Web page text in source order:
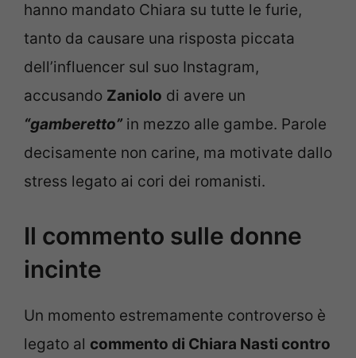
hanno mandato Chiara su tutte le furie,
tanto da causare una risposta piccata
dell’influencer sul suo Instagram,
accusando Zaniolo di avere un
“gamberetto” in mezzo alle gambe. Parole
decisamente non carine, ma motivate dallo
stress legato ai cori dei romanisti.
Il commento sulle donne
incinte
Un momento estremamente controverso è
legato al commento di Chiara Nasti contro